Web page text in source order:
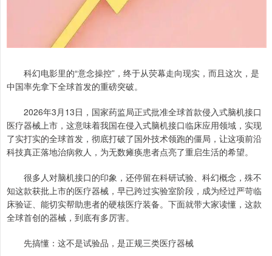
科幻电影里的“意念操控”，终于从荧幕走向现实，而且这次，是
中国率先拿下全球首发的重磅突破。
2026年3月13日，国家药监局正式批准全球首款侵入式脑机接口
医疗器械上市，这意味着我国在侵入式脑机接口临床应用领域，实现
了实打实的全球首发，彻底打破了国外技术领跑的僵局，让这项前沿
科技真正落地治病救人，为无数瘫痪患者点亮了重启生活的希望。
很多人对脑机接口的印象，还停留在科研试验、科幻概念，殊不
知这款获批上市的医疗器械，早已跨过实验室阶段，成为经过严苛临
床验证、能切实帮助患者的硬核医疗装备。下面就带大家读懂，这款
全球首创的器械，到底有多厉害。
先搞懂：这不是试验品，是正规三类医疗器械